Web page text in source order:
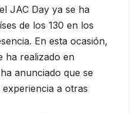
JAC Day ya se ha
de los 130 en los
En esta ocasión,
ha realizado en
anunciado que se
a otras